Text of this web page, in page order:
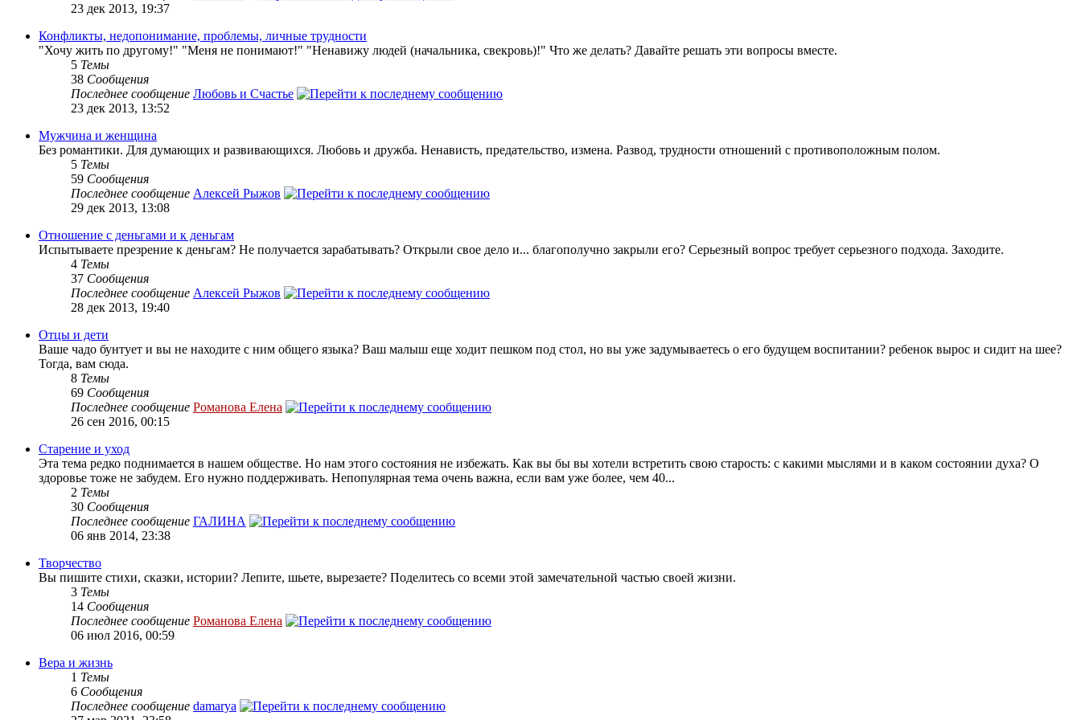
23 дек 2013, 19:37
Конфликты, недопонимание, проблемы, личные трудности
"Хочу жить по другому!" "Меня не понимают!" "Ненавижу людей (начальника, свекровь)!" Что же делать? Давайте решать эти вопросы вместе.
5 Темы
38 Сообщения
Последнее сообщение Любовь и Счастье
23 дек 2013, 13:52
Мужчина и женщина
Без романтики. Для думающих и развивающихся. Любовь и дружба. Ненависть, предательство, измена. Развод, трудности отношений с противоположным полом.
5 Темы
59 Сообщения
Последнее сообщение Алексей Рыжов
29 дек 2013, 13:08
Отношение с деньгами и к деньгам
Испытываете презрение к деньгам? Не получается зарабатывать? Открыли свое дело и... благополучно закрыли его? Серьезный вопрос требует серьезного подхода. Заходите.
4 Темы
37 Сообщения
Последнее сообщение Алексей Рыжов
28 дек 2013, 19:40
Отцы и дети
Ваше чадо бунтует и вы не находите с ним общего языка? Ваш малыш еще ходит пешком под стол, но вы уже задумываетесь о его будущем воспитании? ребенок вырос и сидит на шее?
Тогда, вам сюда.
8 Темы
69 Сообщения
Последнее сообщение Романова Елена
26 сен 2016, 00:15
Старение и уход
Эта тема редко поднимается в нашем обществе. Но нам этого состояния не избежать. Как вы бы вы хотели встретить свою старость: с какими мыслями и в каком состоянии духа? О
здоровье тоже не забудем. Его нужно поддерживать. Непопулярная тема очень важна, если вам уже более, чем 40...
2 Темы
30 Сообщения
Последнее сообщение ГАЛИНА
06 янв 2014, 23:38
Творчество
Вы пишите стихи, сказки, истории? Лепите, шьете, вырезаете? Поделитесь со всеми этой замечательной частью своей жизни.
3 Темы
14 Сообщения
Последнее сообщение Романова Елена
06 июл 2016, 00:59
Вера и жизнь
1 Темы
6 Сообщения
Последнее сообщение damarya